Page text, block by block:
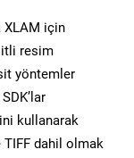
XLAM için
resim
yöntemler
kullanarak
TIFF dahil olmak